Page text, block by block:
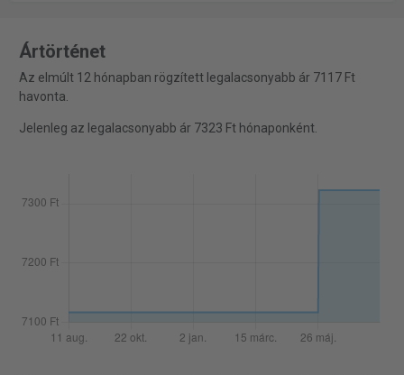
Ártörténet
Az elmúlt 12 hónapban rögzített legalacsonyabb ár 7117 Ft
havonta.
Jelenleg az legalacsonyabb ár 7323 Ft hónaponként.